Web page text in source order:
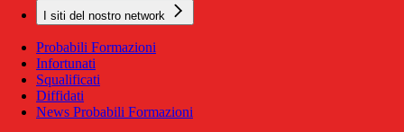
I siti del nostro network
Probabili Formazioni
Infortunati
Squalificati
Diffidati
News Probabili Formazioni